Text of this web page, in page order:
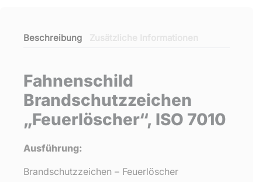
Beschreibung
Fahnenschild
Brandschutzzeichen
„Feuerlöscher“, ISO 7010
Ausführung:
Brandschutzzeichen – Feuerlöscher